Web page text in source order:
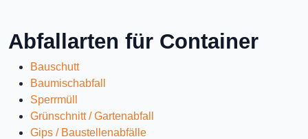
Abfallarten für Container
Bauschutt
Baumischabfall
Sperrmüll
Grünschnitt / Gartenabfall
Gips / Baustellenabfälle